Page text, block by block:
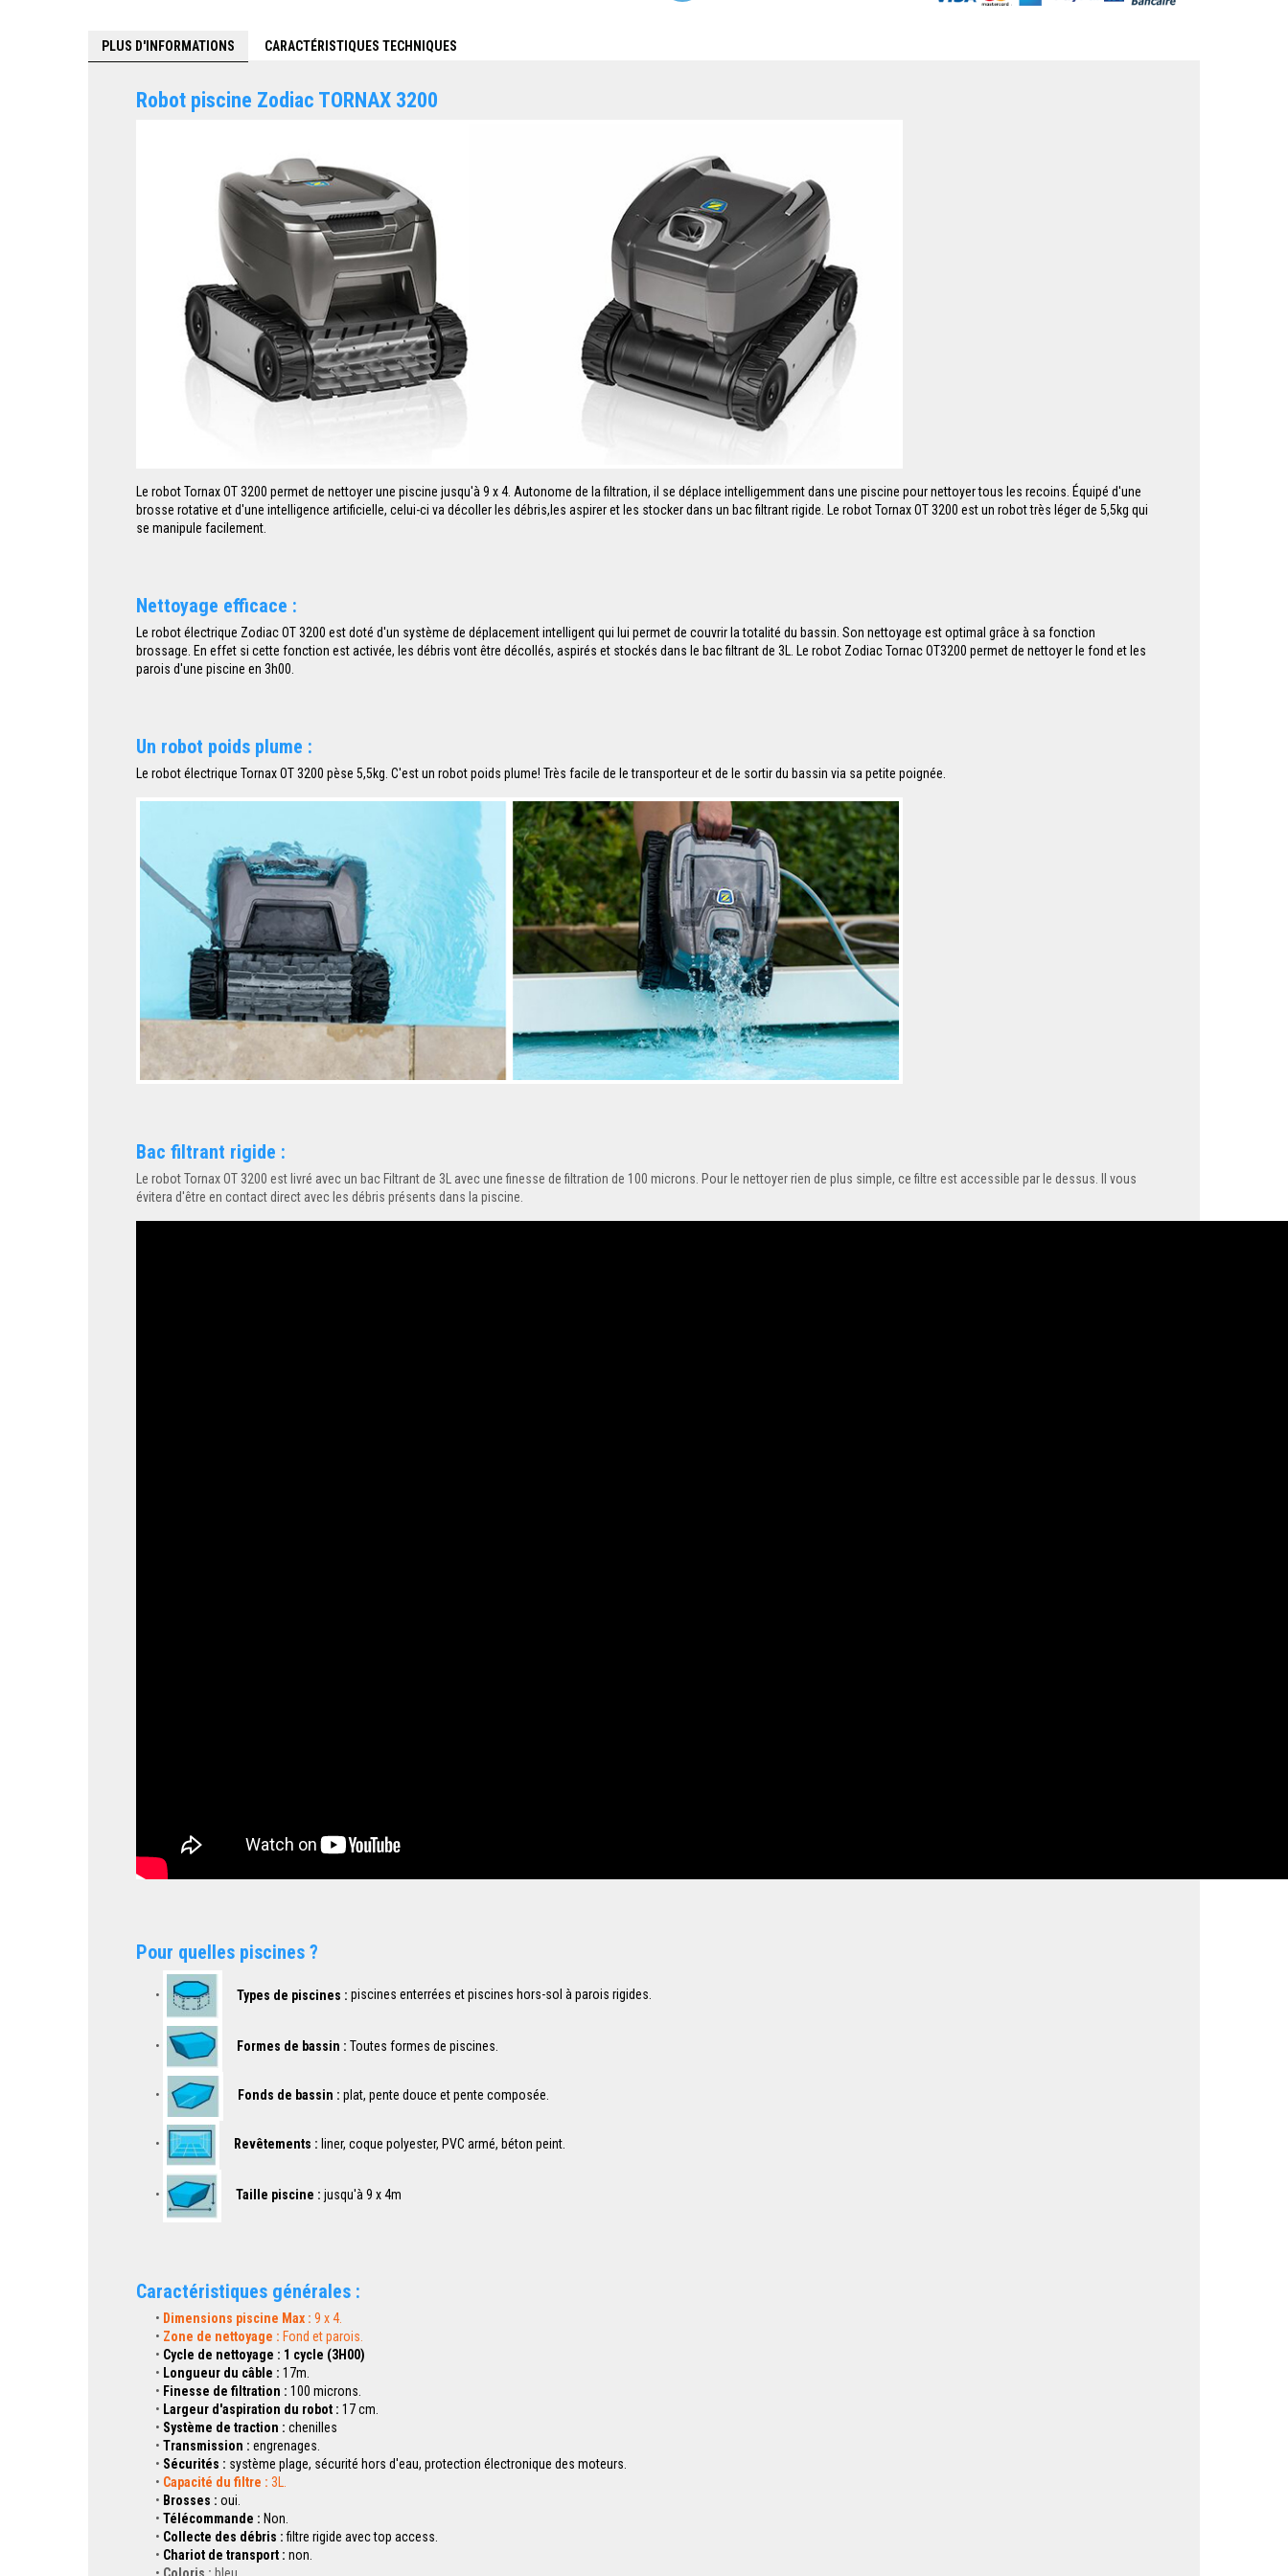
PLUS D'INFORMATIONS CARACTÉRISTIQUES TECHNIQUES
Robot piscine Zodiac TORNAX 3200
Le robot Tornax OT 3200 permet de nettoyer une piscine jusqu'à 9 x 4. Autonome de la filtration, il se déplace intelligemment dans une piscine pour nettoyer tous les recoins. Équipé d'une
brosse rotative et d'une intelligence artificielle, celui-ci va décoller les débris,les aspirer et les stocker dans un bac filtrant rigide. Le robot Tornax OT 3200 est un robot très léger de 5,5kg qui
se manipule facilement.
Nettoyage efficace :
Le robot électrique Zodiac OT 3200 est doté d'un système de déplacement intelligent qui lui permet de couvrir la totalité du bassin. Son nettoyage est optimal grâce à sa fonction
brossage. En effet si cette fonction est activée, les débris vont être décollés, aspirés et stockés dans le bac filtrant de 3L. Le robot Zodiac Tornac OT3200 permet de nettoyer le fond et les
parois d'une piscine en 3h00.
Un robot poids plume :
Le robot électrique Tornax OT 3200 pèse 5,5kg. C'est un robot poids plume! Très facile de le transporteur et de le sortir du bassin via sa petite poignée.
Bac filtrant rigide :
Le robot Tornax OT 3200 est livré avec un bac Filtrant de 3L avec une finesse de filtration de 100 microns. Pour le nettoyer rien de plus simple, ce filtre est accessible par le dessus. Il vous
évitera d'être en contact direct avec les débris présents dans la piscine.
Pour quelles piscines ?
Types de piscines : piscines enterrées et piscines hors-sol à parois rigides.
Formes de bassin : Toutes formes de piscines.
Fonds de bassin : plat, pente douce et pente composée.
Revêtements : liner, coque polyester, PVC armé, béton peint.
Taille piscine : jusqu'à 9 x 4m
Caractéristiques générales :
Dimensions piscine Max : 9 x 4.
Zone de nettoyage : Fond et parois.
Cycle de nettoyage : 1 cycle (3H00)
Longueur du câble : 17m.
Finesse de filtration : 100 microns.
Largeur d'aspiration du robot : 17 cm.
Système de traction : chenilles
Transmission : engrenages.
Sécurités : système plage, sécurité hors d'eau, protection électronique des moteurs.
Capacité du filtre : 3L.
Brosses : oui.
Télécommande : Non.
Collecte des débris :filtre rigide avec top access.
Chariot de transport : non.